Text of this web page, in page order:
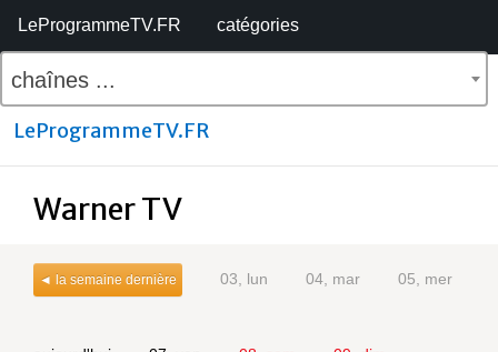
LeProgrammeTV.FR catégories
chaînes ...
LeProgrammeTV.FR
Warner TV
◄ la semaine dernière 03, lun 04, mar 05, mer